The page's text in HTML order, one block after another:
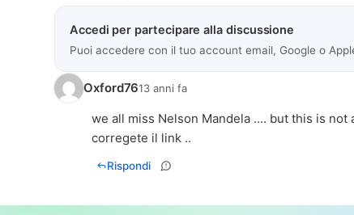
Accedi per partecipare alla discussione
Puoi accedere con il tuo account email, Google o
Oxford7613 anni fa
we all miss Nelson Mandela .... but this is not
corregete il link ..
Rispondi